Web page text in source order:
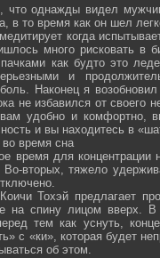
что однажды видел
в то время как он шел
когда
много рисковать в
пачками как будто это
и
Наконец я
не избавился от
удобно и комфортно,
и вы находитесь в
время сна
время для
вторых, тяжело
Тохэй предлагает
на спину лицом вверх.
тем как уснуть,
с «ки», которая будет
об этом.